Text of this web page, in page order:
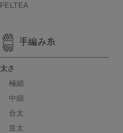
FELTEA
手編み糸
太さ
極細
中細
合太
並太